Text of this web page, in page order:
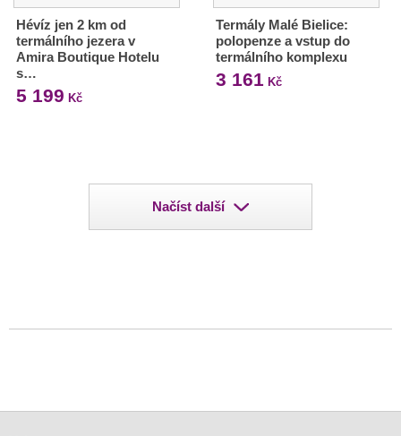
Hévíz jen 2 km od
termálního jezera v
Amira Boutique Hotelu
s…
5 199 Kč
Termály Malé Bielice:
polopenze a vstup do
termálního komplexu
3 161 Kč
Načíst další